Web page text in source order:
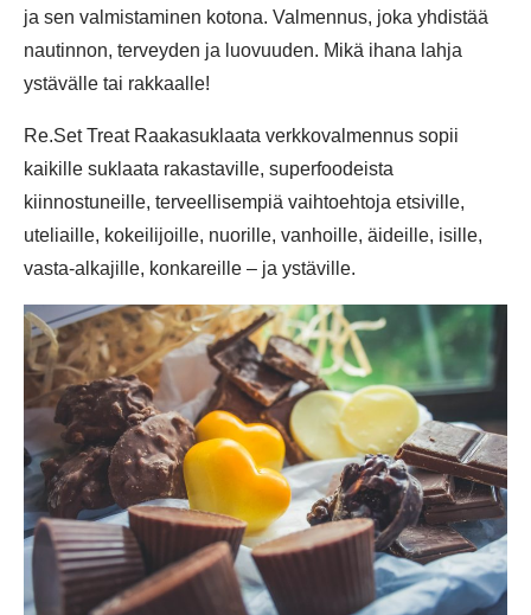
ja sen valmistaminen kotona. Valmennus, joka yhdistää
nautinnon, terveyden ja luovuuden. Mikä ihana lahja
ystävälle tai rakkaalle!
Re.Set Treat Raakasuklaata verkkovalmennus sopii
kaikille suklaata rakastaville, superfoodeista
kiinnostuneille, terveellisempiä vaihtoehtoja etsiville,
uteliaille, kokeilijoille, nuorille, vanhoille, äideille, isille,
vasta-alkajille, konkareille – ja ystäville.